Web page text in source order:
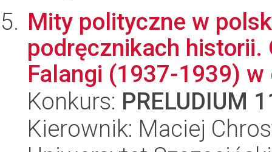
Mity polityczne w
podręcznikach historii.
Falangi (1937-1939)
Konkurs: PRELUDIUM
Kierownik: Maciej